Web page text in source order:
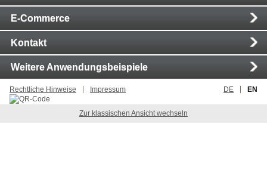
E-Commerce
Kontakt
Weitere Anwendungsbeispiele
Rechtliche Hinweise Impressum DE EN
Zur klassischen Ansicht wechseln